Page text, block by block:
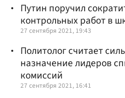
Путин поручил
контрольных работ в
27 сентября 2021, 19:43
Политолог считает
назначение лидеров
комиссий
27 сентября 2021, 16:41